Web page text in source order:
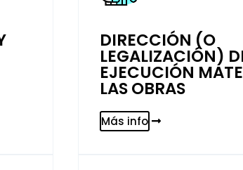
DIRECCIÓN (O
LEGALIZACIÓN)
EJECUCIÓN
LAS OBRAS
Más info